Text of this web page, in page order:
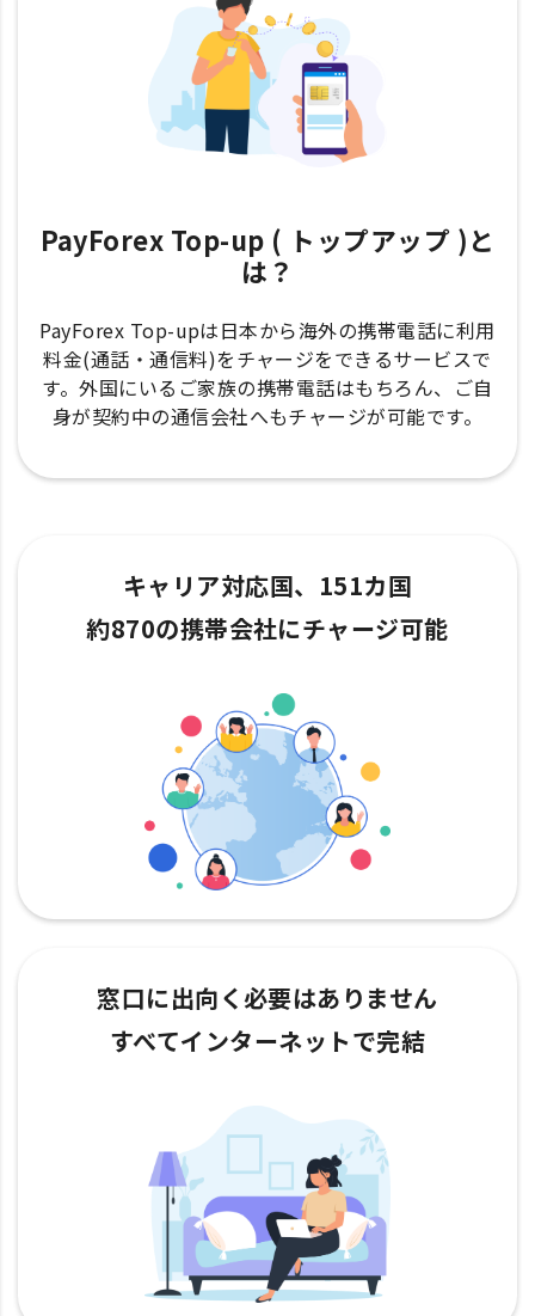
PayForex Top-up ( トップアップ )と
は？
PayForex Top-upは日本から海外の携帯電話に利用
料金(通話・通信料)をチャージをできるサービスで
す。外国にいるご家族の携帯電話はもちろん、ご自
身が契約中の通信会社へもチャージが可能です。
キャリア対応国、151カ国
約870の携帯会社にチャージ可能
窓口に出向く必要はありません
すべてインターネットで完結